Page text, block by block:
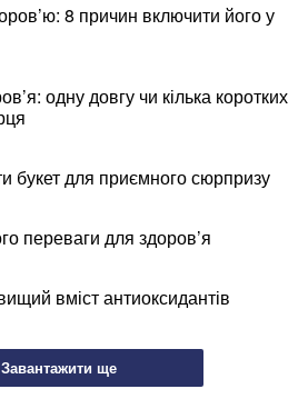
8 причин включити його у
одну довгу чи кілька коротких
букет для приємного сюрпризу
переваги для здоров’я
вміст антиоксидантів
Завантажити ще